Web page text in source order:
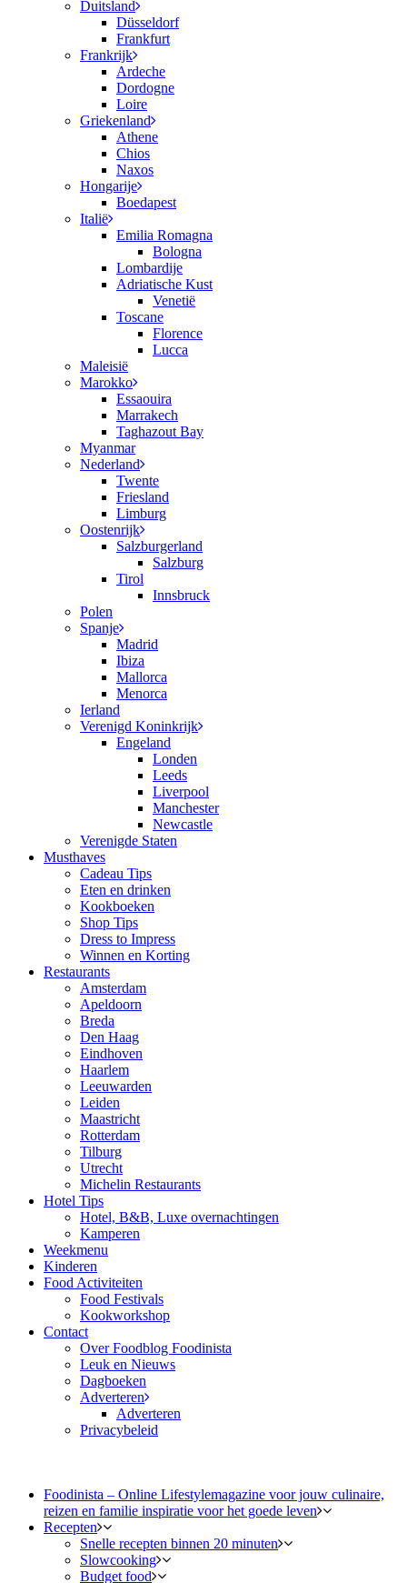
Duitsland
Düsseldorf
Frankfurt
Frankrijk
Ardeche
Dordogne
Loire
Griekenland
Athene
Chios
Naxos
Hongarije
Boedapest
Italië
Emilia Romagna
Bologna
Lombardije
Adriatische Kust
Venetië
Toscane
Florence
Lucca
Maleisië
Marokko
Essaouira
Marrakech
Taghazout Bay
Myanmar
Nederland
Twente
Friesland
Limburg
Oostenrijk
Salzburgerland
Salzburg
Tirol
Innsbruck
Polen
Spanje
Madrid
Ibiza
Mallorca
Menorca
Ierland
Verenigd Koninkrijk
Engeland
Londen
Leeds
Liverpool
Manchester
Newcastle
Verenigde Staten
Musthaves
Cadeau Tips
Eten en drinken
Kookboeken
Shop Tips
Dress to Impress
Winnen en Korting
Restaurants
Amsterdam
Apeldoorn
Breda
Den Haag
Eindhoven
Haarlem
Leeuwarden
Leiden
Maastricht
Rotterdam
Tilburg
Utrecht
Michelin Restaurants
Hotel Tips
Hotel, B&B, Luxe overnachtingen
Kamperen
Weekmenu
Kinderen
Food Activiteiten
Food Festivals
Kookworkshop
Contact
Over Foodblog Foodinista
Leuk en Nieuws
Dagboeken
Adverteren
Adverteren
Privacybeleid
Foodinista – Online Lifestylemagazine voor jouw culinaire,
reizen en familie inspiratie voor het goede leven
Recepten
Snelle recepten binnen 20 minuten
Slowcooking
Budget food